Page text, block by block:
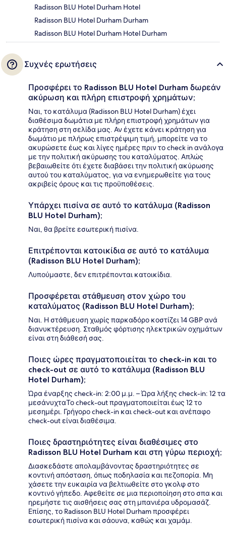
Radisson BLU Hotel Durham Hotel
Radisson BLU Hotel Durham Durham
Radisson BLU Hotel Durham Hotel Durham
Συχνές ερωτήσεις
Προσφέρει το Radisson BLU Hotel Durham δωρεάν
ακύρωση και πλήρη επιστροφή χρημάτων;
Ναι, το κατάλυμα (Radisson BLU Hotel Durham) έχει
διαθέσιμα δωμάτια με πλήρη επιστροφή χρημάτων για
κράτηση στη σελίδα μας. Αν έχετε κάνει κράτηση για
δωμάτιο με πλήρως επιστρέψιμη τιμή, μπορείτε να το
ακυρώσετε έως και λίγες ημέρες πριν το check in ανάλογα
με την πολιτική ακύρωσης του καταλύματος. Απλώς
βεβαιωθείτε ότι έχετε διαβάσει την πολιτική ακύρωσης
αυτού του καταλύματος, για να ενημερωθείτε για τους
ακριβείς όρους και τις προϋποθέσεις.
Υπάρχει πισίνα σε αυτό το κατάλυμα (Radisson
BLU Hotel Durham);
Ναι, θα βρείτε εσωτερική πισίνα.
Επιτρέπονται κατοικίδια σε αυτό το κατάλυμα
(Radisson BLU Hotel Durham);
Λυπούμαστε, δεν επιτρέπονται κατοικίδια.
Προσφέρεται στάθμευση στον χώρο του
καταλύματος (Radisson BLU Hotel Durham);
Ναι. Η στάθμευση χωρίς παρκαδόρο κοστίζει 14 GBP ανά
διανυκτέρευση. Σταθμός φόρτισης ηλεκτρικών οχημάτων
είναι στη διάθεσή σας.
Ποιες ώρες πραγματοποιείται το check-in και το
check-out σε αυτό το κατάλυμα (Radisson BLU
Hotel Durham);
Ώρα έναρξης check-in: 2:00 μ.μ. – Ώρα λήξης check-in: 12 τα
μεσάνυχταΤο check-out πραγματοποιείται έως 12 το
μεσημέρι. Γρήγορο check-in και check-out και ανέπαφο
check-out είναι διαθέσιμα.
Ποιες δραστηριότητες είναι διαθέσιμες στο
Radisson BLU Hotel Durham και στη γύρω περιοχή;
Διασκεδάστε απολαμβάνοντας δραστηριότητες σε
κοντινή απόσταση, όπως ποδηλασία και πεζοπορία. Μη
χάσετε την ευκαιρία να βελτιωθείτε στο γκολφ στο
κοντινό γήπεδο. Αφεθείτε σε μια περιοποίηση στο σπα και
ηρεμήστε τις αισθήσεις σας στη μπανιέρα υδρομασάζ.
Επίσης, το Radisson BLU Hotel Durham προσφέρει
εσωτερική πισίνα και σάουνα, καθώς και χαμάμ.